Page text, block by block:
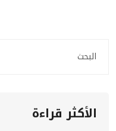
الأكثر قراءة